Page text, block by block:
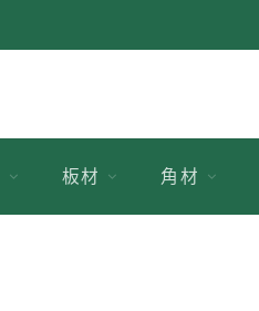
板材 角材